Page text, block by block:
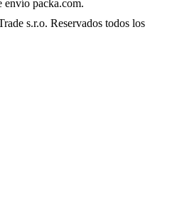
s.r.o. Reservados todos los